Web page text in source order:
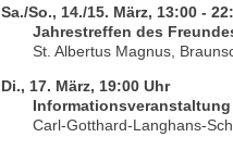
Sa./So., 14./15. März, 13:00 -
Jahrestreffen des
St. Albertus Magnus,
Di., 17. März, 19:00 Uhr
Carl-Gotthard-Langhans-